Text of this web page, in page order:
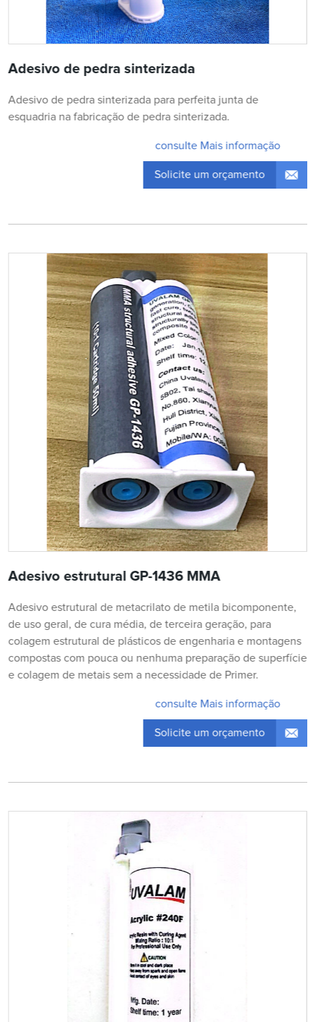
Adesivo de pedra sinterizada
Adesivo de pedra sinterizada para perfeita junta de
esquadria na fabricação de pedra sinterizada.
consulte Mais informação
Solicite um orçamento
Adesivo estrutural GP-1436 MMA
Adesivo estrutural de metacrilato de metila bicomponente,
de uso geral, de cura média, de terceira geração, para
colagem estrutural de plásticos de engenharia e montagens
compostas com pouca ou nenhuma preparação de superfície
e colagem de metais sem a necessidade de Primer.
consulte Mais informação
Solicite um orçamento